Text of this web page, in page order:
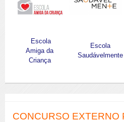
Escola
Amiga da
Criança
Escola
Saudávelmente
CONCURSO EXTERNO